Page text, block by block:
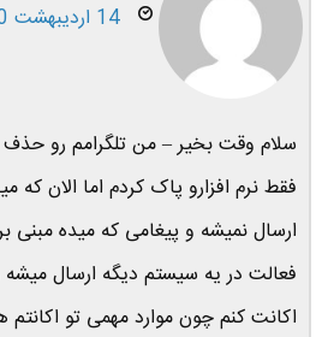
14 اردیبهشت 1400
سلام وقت بخیر – من تلگرامم رو حذف
فقط نرم افزارو پاک کردم اما الان که
ارسال نمیشه و پیغامی که میده مبنی
فعالت در یه سیستم دیگه ارسال
اکانت کنم چون موارد مهمی تو